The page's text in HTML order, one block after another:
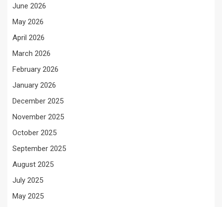
June 2026
May 2026
April 2026
March 2026
February 2026
January 2026
December 2025
November 2025
October 2025
September 2025
August 2025
July 2025
May 2025